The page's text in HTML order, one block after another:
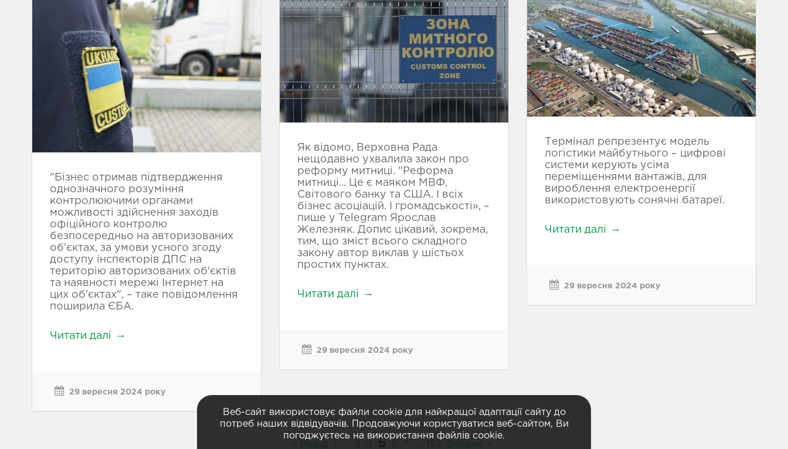
"Бізнес отримав підтвердження
однозначного розуміння
контролюючими органами
можливості здійснення заходів
офіційного контролю
безпосередньо на авторизованих
об'єктах, за умови усного згоду
доступу інспекторів ДПС на
територію авторизованих об'єктів
та наявності мережі Інтернет на
цих об'єктах", – таке повідомлення
поширила ЄБА.
Читати далі
29 вересня 2024 року
Як відомо, Верховна Рада
нещодавно ухвалила закон про
реформу митниці. "Реформа
митниці... Це є маяком МВФ,
Світового банку та США. І всіх
бізнес асоціацій. І громадськості», –
пише у Telegram Ярослав
Железняк. Допис цікавий, зокрема,
тим, що зміст всього складного
закону автор виклав у шістьох
простих пунктах.
Читати далі
29 вересня 2024 року
Термінал репрезентує модель
логістики майбутнього – цифрові
системи керують усіма
переміщеннями вантажів, для
вироблення електроенергії
використовують сонячні батареї.
Читати далі
29 вересня 2024 року
< Назад 3 4 5(current)
6 7 157 Вперед >
Веб-сайт використовує файли cookie для найкращої адаптації сайту до
потреб наших відвідувачів. Продовжуючи користуватися веб-сайтом, Ви
погоджуєтесь на використання файлів cookie.